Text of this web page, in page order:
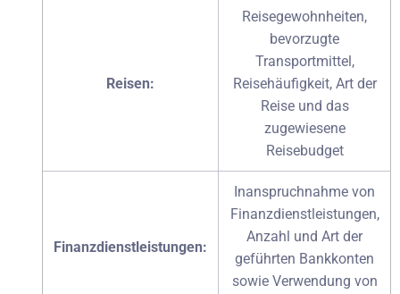
Reisen:
Reisegewohnheiten,
bevorzugte
Transportmittel,
Reisehäufigkeit, Art der
Reise und das
zugewiesene
Reisebudget
Finanzdienstleistungen:
Inanspruchnahme von
Finanzdienstleistungen,
Anzahl und Art der
geführten Bankkonten
sowie Verwendung von